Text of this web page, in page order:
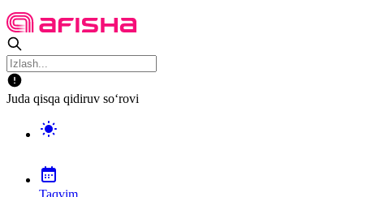
Juda qisqa qidiruv so‘rovi